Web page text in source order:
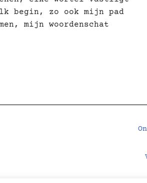
begin, zo ook mijn pad
mijn woordenschat